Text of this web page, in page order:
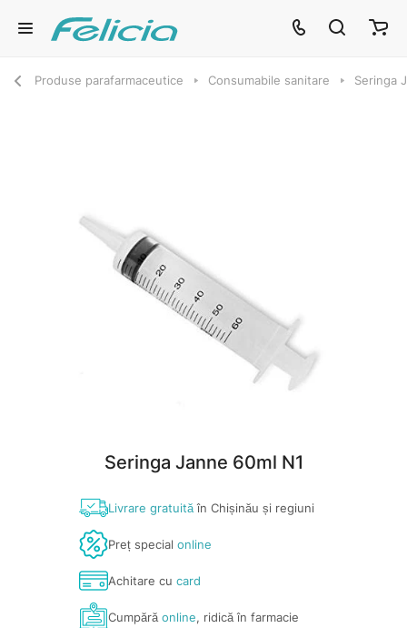
Produse parafarmaceutice Consumabile sanitare Seringa
Seringa Janne 60ml N1
Livrare gratuităîn Chișinău și regiuni
Preț special online
Achitare cu card
Cumpărăonline, ridică în farmacie